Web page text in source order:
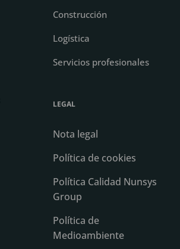
Construcción
Logística
Servicios profesionales
LEGAL
Nota legal
Política de cookies
Política Calidad Nunsys
Group
Política de
Medioambiente